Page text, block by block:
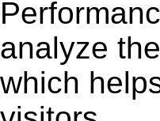
analyze
which